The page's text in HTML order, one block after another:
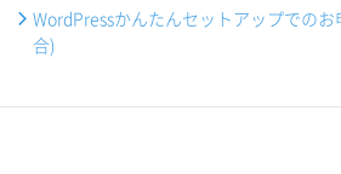
WordPressかんたんセットアップでの
合)